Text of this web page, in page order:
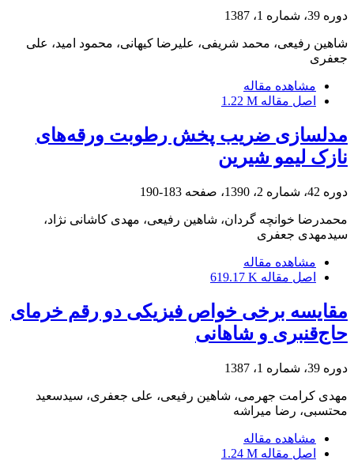
دوره 39، شماره 1، 1387
شاهین رفیعی، محمد شریفی، علیرضا کیهانی، محمود امید، علی
جعفری
مشاهده مقاله
اصل مقاله 1.22 M
مدلسازی ضریب پخش رطوبت ورقه‌های
نازک لیمو شیرین
دوره 42، شماره 2، 1390، صفحه 183-190
محمدرضا خوانچه گردان، شاهین رفیعی، مهدی کاشانی نژاد،
سیدمهدی جعفری
مشاهده مقاله
اصل مقاله 619.17 K
مقایسه برخی خواص فیزیکی دو رقم خرمای
حاج‌قنبری و شاهانی
دوره 39، شماره 1، 1387
مهدی کرامت جهرمی، شاهین رفیعی، علی جعفری، سیدسعید
محتسبی، رضا میراشه
مشاهده مقاله
اصل مقاله 1.24 M